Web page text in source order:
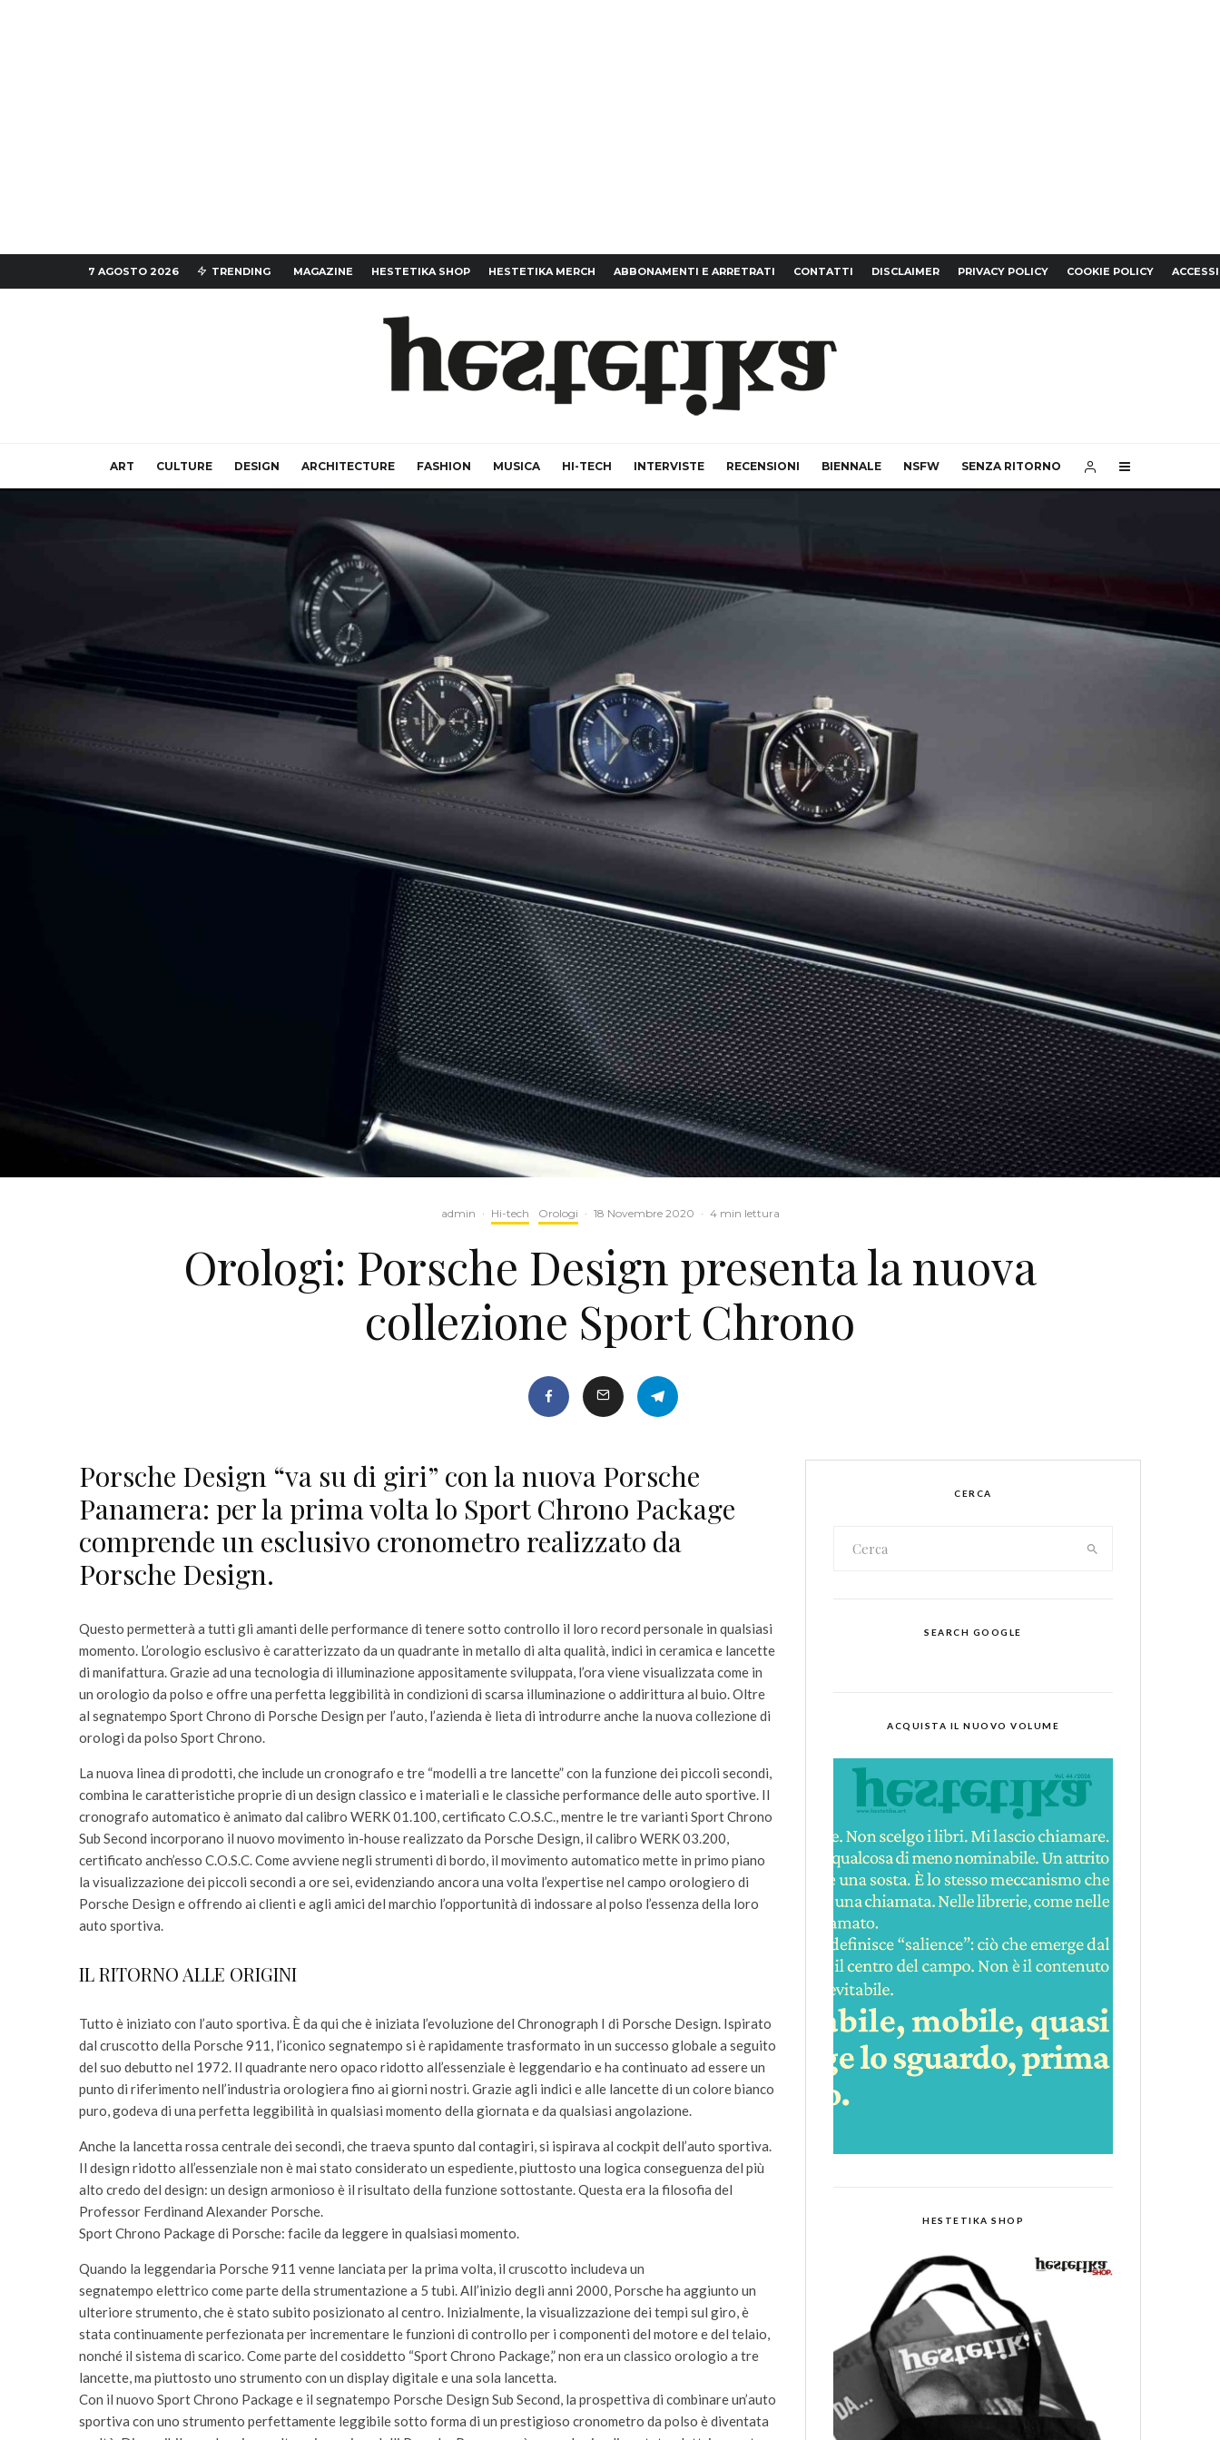
7 AGOSTO 2026 TRENDING MAGAZINE HESTETIKA SHOP HESTETIKA MERCH ABBONAMENTI E ARRETRATI CONTATTI DISCLAIMER PRIVACY POLICY COOKIE POLICY
ART CULTURE DESIGN ARCHITECTURE FASHION MUSICA HI-TECH INTERVISTE RECENSIONI BIENNALE NSFW SENZA RITORNO
admin · Hi-tech Orologi · 18 Novembre 2020 · 4 min lettura
Orologi: Porsche Design presenta la nuova
collezione Sport Chrono
Porsche Design “va su di giri” con la nuova Porsche
Panamera: per la prima volta lo Sport Chrono Package
comprende un esclusivo cronometro realizzato da
Porsche Design.
Questo permetterà a tutti gli amanti delle performance di tenere sotto controllo il loro record personale in qualsiasi
momento. L’orologio esclusivo è caratterizzato da un quadrante in metallo di alta qualità, indici in ceramica e lancette
di manifattura. Grazie ad una tecnologia di illuminazione appositamente sviluppata, l’ora viene visualizzata come in
un orologio da polso e offre una perfetta leggibilità in condizioni di scarsa illuminazione o addirittura al buio. Oltre
al segnatempo Sport Chrono di Porsche Design per l’auto, l’azienda è lieta di introdurre anche la nuova collezione di
orologi da polso Sport Chrono.
La nuova linea di prodotti, che include un cronografo e tre “modelli a tre lancette” con la funzione dei piccoli secondi,
combina le caratteristiche proprie di un design classico e i materiali e le classiche performance delle auto sportive. Il
cronografo automatico è animato dal calibro WERK 01.100, certificato C.O.S.C., mentre le tre varianti Sport Chrono
Sub Second incorporano il nuovo movimento in-house realizzato da Porsche Design, il calibro WERK 03.200,
certificato anch’esso C.O.S.C. Come avviene negli strumenti di bordo, il movimento automatico mette in primo piano
la visualizzazione dei piccoli secondi a ore sei, evidenziando ancora una volta l’expertise nel campo orologiero di
Porsche Design e offrendo ai clienti e agli amici del marchio l’opportunità di indossare al polso l’essenza della loro
auto sportiva.
IL RITORNO ALLE ORIGINI
Tutto è iniziato con l’auto sportiva. È da qui che è iniziata l’evoluzione del Chronograph I di Porsche Design. Ispirato
dal cruscotto della Porsche 911, l’iconico segnatempo si è rapidamente trasformato in un successo globale a seguito
del suo debutto nel 1972. Il quadrante nero opaco ridotto all’essenziale è leggendario e ha continuato ad essere un
punto di riferimento nell’industria orologiera fino ai giorni nostri. Grazie agli indici e alle lancette di un colore bianco
puro, godeva di una perfetta leggibilità in qualsiasi momento della giornata e da qualsiasi angolazione.
Anche la lancetta rossa centrale dei secondi, che traeva spunto dal contagiri, si ispirava al cockpit dell’auto sportiva.
Il design ridotto all’essenziale non è mai stato considerato un espediente, piuttosto una logica conseguenza del più
alto credo del design: un design armonioso è il risultato della funzione sottostante. Questa era la filosofia del
Professor Ferdinand Alexander Porsche.
Sport Chrono Package di Porsche: facile da leggere in qualsiasi momento.
Quando la leggendaria Porsche 911 venne lanciata per la prima volta, il cruscotto includeva un
segnatempo elettrico come parte della strumentazione a 5 tubi. All’inizio degli anni 2000, Porsche ha aggiunto un
ulteriore strumento, che è stato subito posizionato al centro. Inizialmente, la visualizzazione dei tempi sul giro, è
stata continuamente perfezionata per incrementare le funzioni di controllo per i componenti del motore e del telaio,
nonché il sistema di scarico. Come parte del cosiddetto “Sport Chrono Package,” non era un classico orologio a tre
lancette, ma piuttosto uno strumento con un display digitale e una sola lancetta.
Con il nuovo Sport Chrono Package e il segnatempo Porsche Design Sub Second, la prospettiva di combinare un’auto
sportiva con uno strumento perfettamente leggibile sotto forma di un prestigioso cronometro da polso è diventata
CERCA
SEARCH GOOGLE
ACQUISTA IL NUOVO VOLUME
HESTETIKA SHOP